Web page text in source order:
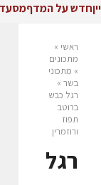
ייןחדש על המדף
ראשי »
מתכונים
» מתכוני
בשר »
רגל כבש
ברוטב
תפוז
ורוזמרין
רגל